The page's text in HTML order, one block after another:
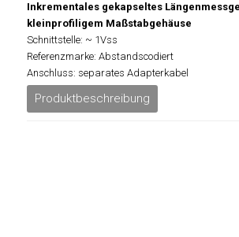
Inkrementales gekapseltes
kleinprofiligem Maßstabgehäuse
Schnittstelle: ~ 1Vss
Referenzmarke: Abstandscodiert
Anschluss: separates Adapterkabel
Produktbeschreibung